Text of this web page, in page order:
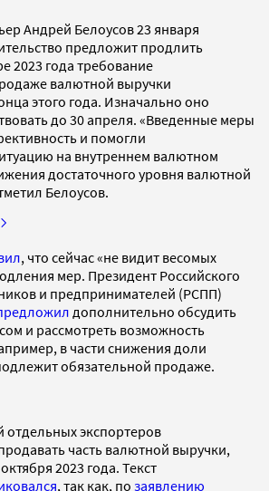
Андрей Белоусов 23 января
предложит продлить
2023 года требование
валютной выручки
этого года. Изначально оно
до 30 апреля. «Введенные меры
и помогли
на внутреннем валютном
достаточного уровня валютной
Белоусов.
, что сейчас «не видит весомых
мер. Президент Российского
и предпринимателей (РСПП)
дополнительно обсудить
и рассмотреть возможность
в части снижения доли
обязательной продаже.
экспортеров
часть валютной выручки,
2023 года. Текст
, так как, по заявлению